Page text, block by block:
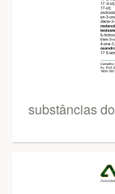
substâncias